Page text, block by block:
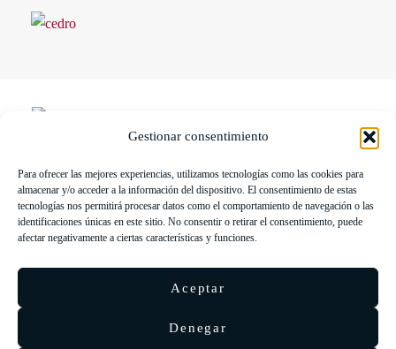
Gestionar consentimiento
Para ofrecer las mejores experiencias, utilizamos tecnologías como las cookies para
almacenar y/o acceder a la información del dispositivo. El consentimiento de estas
tecnologías nos permitirá procesar datos como el comportamiento de navegación o las
identificaciones únicas en este sitio. No consentir o retirar el consentimiento, puede
afectar negativamente a ciertas características y funciones.
Aceptar
Denegar
LIBRERÍA UNIVERSITARIA LEÓN 1980 SLL ha sido
beneficiaria de Fondos Europeos, cuyo objetivo es la mejora de la
competitividad de las PYMES, y gracias al cual ha puesto en
Para ello ha contado con el apoyo del Programa Pyme Digital de la
Cámara de Comercio de León.